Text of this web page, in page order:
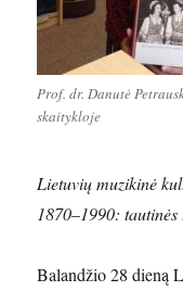
Prof. dr. Danutė
skaitykloje
Lietuvių muzikinė
1870–1990:
Balandžio 28 dieną